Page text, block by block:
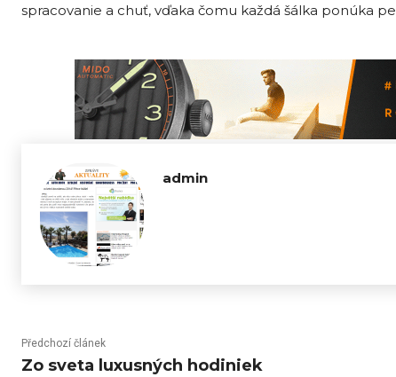
spracovanie a chuť, vďaka čomu každá šálka ponúka
admin
Předchozí článek
Zo sveta luxusných hodiniek